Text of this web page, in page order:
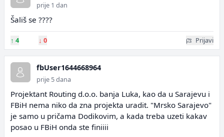
prije 1 dan
Šališ se ????
↑ 4 ↓ 0 Prijavi
fbUser1644668964
prije 5 dana
Projektant Routing d.o.o. banja Luka, kao da u Sarajevu i
FBiH nema niko da zna projekta uradit. "Mrsko Sarajevo"
je samo u pričama Dodikovim, a kada treba uzeti kakav
posao u FBiH onda ste finiiii